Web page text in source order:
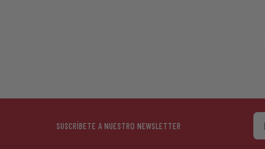
SUSCRÍBETE A NUESTRO NEWSLETTER